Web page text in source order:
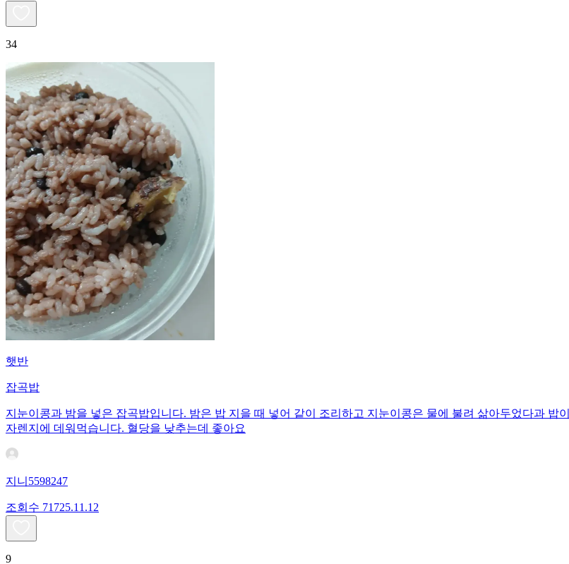
34
햇반
잡곡밥
지눈이콩과 밤을 넣은 잡곡밥입니다. 밤은 밥 지을 때 넣어 같이 조리하고 지눈이콩은 물에 불려 삶아두었다과
자렌지에 데워먹습니다. 혈당을 낮추는데 좋아요
지니5598247
조회수 71725.11.12
9